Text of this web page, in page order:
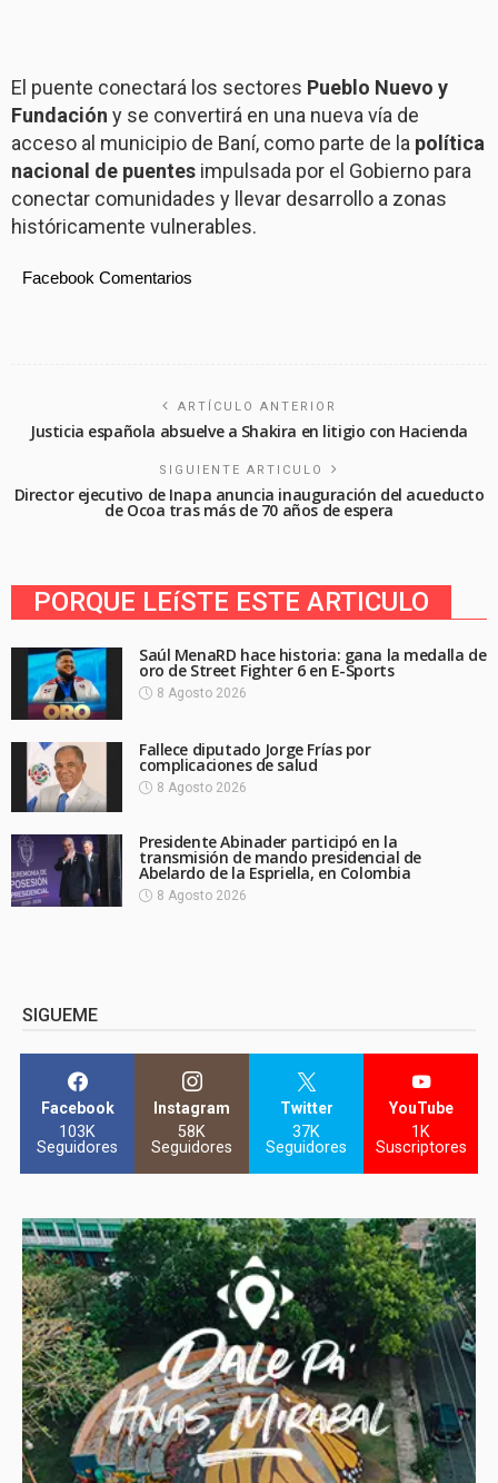
El puente conectará los sectores Pueblo Nuevo y
Fundación y se convertirá en una nueva vía de
acceso al municipio de Baní, como parte de la política
nacional de puentes impulsada por el Gobierno para
conectar comunidades y llevar desarrollo a zonas
históricamente vulnerables.
Facebook Comentarios
ARTÍCULO ANTERIOR
Justicia española absuelve a Shakira en litigio con Hacienda
SIGUIENTE ARTICULO
Director ejecutivo de Inapa anuncia inauguración del acueducto
de Ocoa tras más de 70 años de espera
PORQUE LEíSTE ESTE ARTICULO
Saúl MenaRD hace historia: gana la medalla de
oro de Street Fighter 6 en E-Sports
8 Agosto 2026
Fallece diputado Jorge Frías por
complicaciones de salud
8 Agosto 2026
Presidente Abinader participó en la
transmisión de mando presidencial de
Abelardo de la Espriella, en Colombia
8 Agosto 2026
SIGUEME
Facebook
103K
Seguidores
Instagram
58K
Seguidores
Twitter
37K
Seguidores
YouTube
1K
Suscriptores